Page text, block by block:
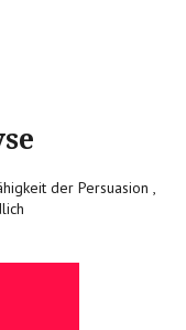
der Persuasion ,